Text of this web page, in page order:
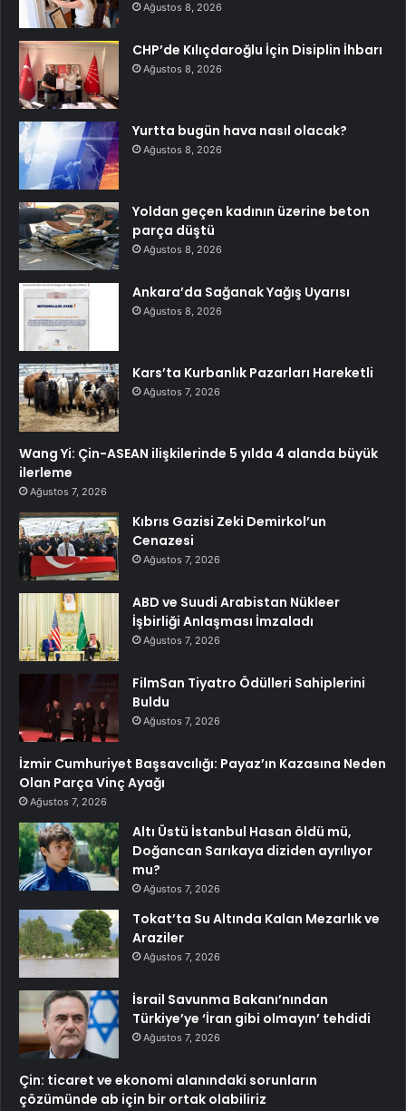
Ağustos 8, 2026
CHP’de Kılıçdaroğlu İçin Disiplin İhbarı
Ağustos 8, 2026
Yurtta bugün hava nasıl olacak?
Ağustos 8, 2026
Yoldan geçen kadının üzerine beton
parça düştü
Ağustos 8, 2026
Ankara’da Sağanak Yağış Uyarısı
Ağustos 8, 2026
Kars’ta Kurbanlık Pazarları Hareketli
Ağustos 7, 2026
Wang Yi: Çin-ASEAN ilişkilerinde 5 yılda 4 alanda büyük
ilerleme
Ağustos 7, 2026
Kıbrıs Gazisi Zeki Demirkol’un
Cenazesi
Ağustos 7, 2026
ABD ve Suudi Arabistan Nükleer
İşbirliği Anlaşması İmzaladı
Ağustos 7, 2026
FilmSan Tiyatro Ödülleri Sahiplerini
Buldu
Ağustos 7, 2026
İzmir Cumhuriyet Başsavcılığı: Payaz’ın Kazasına Neden
Olan Parça Vinç Ayağı
Ağustos 7, 2026
Altı Üstü İstanbul Hasan öldü mü,
Doğancan Sarıkaya diziden ayrılıyor
mu?
Ağustos 7, 2026
Tokat’ta Su Altında Kalan Mezarlık ve
Araziler
Ağustos 7, 2026
İsrail Savunma Bakanı’nından
Türkiye’ye ‘İran gibi olmayın’ tehdidi
Ağustos 7, 2026
Çin: ticaret ve ekonomi alanındaki sorunların
çözümünde ab için bir ortak olabiliriz